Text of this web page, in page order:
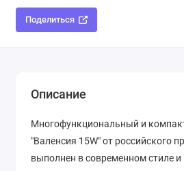
Поделиться
Описание
Многофункциональный и
"Валенсия 15W" от российского
выполнен в современном стиле